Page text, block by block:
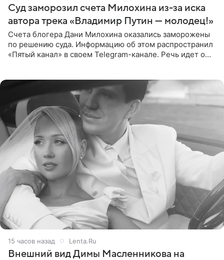
Суд заморозил счета Милохина из-за иска
автора трека «Владимир Путин — молодец!»
Счета блогера Дани Милохина оказались заморожены
по решению суда. Информацию об этом распространил
«Пятый канал» в своем Telegram-канале. Речь идет о
15 часов назад Lenta.Ru
Внешний вид Димы Масленникова на